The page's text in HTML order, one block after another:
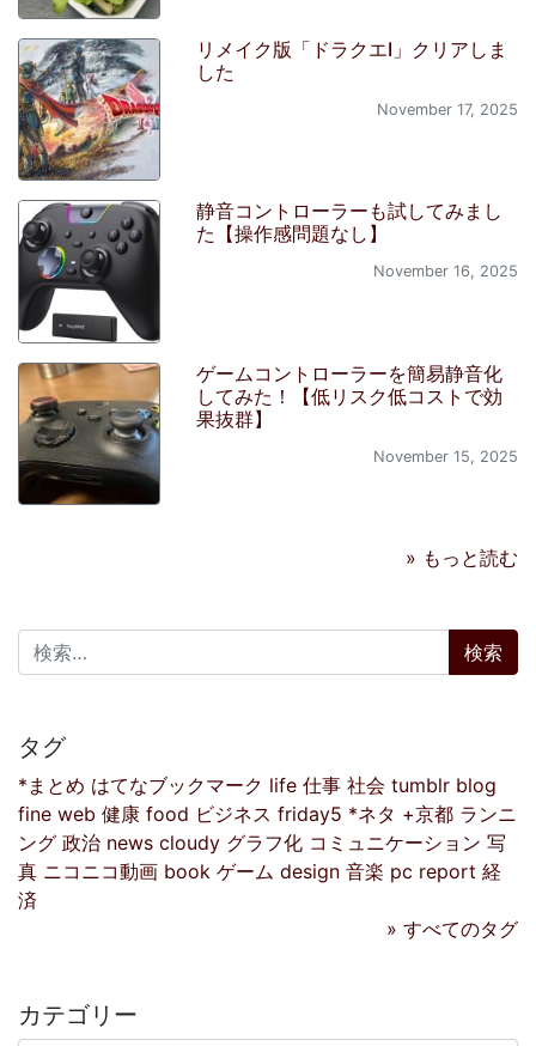
リメイク版「ドラクエI」クリアしま
した
November 17, 2025
静音コントローラーも試してみまし
た【操作感問題なし】
November 16, 2025
ゲームコントローラーを簡易静音化
してみた！【低リスク低コストで効
果抜群】
November 15, 2025
» もっと読む
検索:
タグ
*まとめ はてなブックマーク life 仕事 社会 tumblr blog
fine web 健康 food ビジネス friday5 *ネタ +京都 ランニ
ング 政治 news cloudy グラフ化 コミュニケーション 写
真 ニコニコ動画 book ゲーム design 音楽 pc report 経
済
» すべてのタグ
カテゴリー